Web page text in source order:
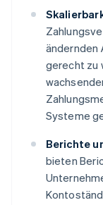
ändernden
gerecht zu
Systeme
Berichte
bieten